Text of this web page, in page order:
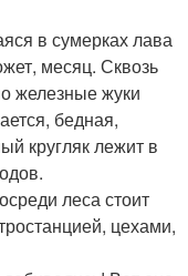
в сумерках лава
месяц. Сквозь
железные жуки
бедная,
кругляк лежит в
леса стоит
цехами,